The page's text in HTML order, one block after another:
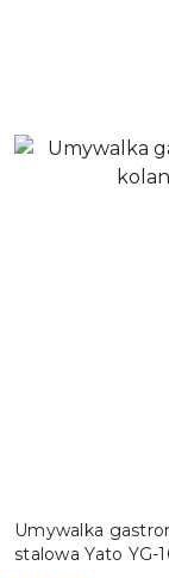
Umywalka
stalowa Yato YG-